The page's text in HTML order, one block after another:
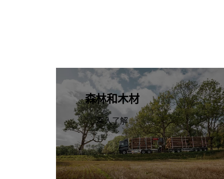
森林和木材
深入了解